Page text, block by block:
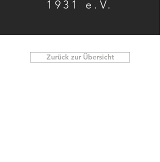
1931 e.V.
Zurück zur Übersicht